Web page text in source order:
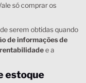
só comprar os
serem obtidas quando
de informações de
e a
estoque